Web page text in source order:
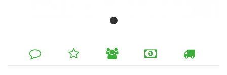
DEIXE
COMENTÁRIO
MINHA
LISTA
INDIQUE
FORMAS
CALCULAR
FRETE